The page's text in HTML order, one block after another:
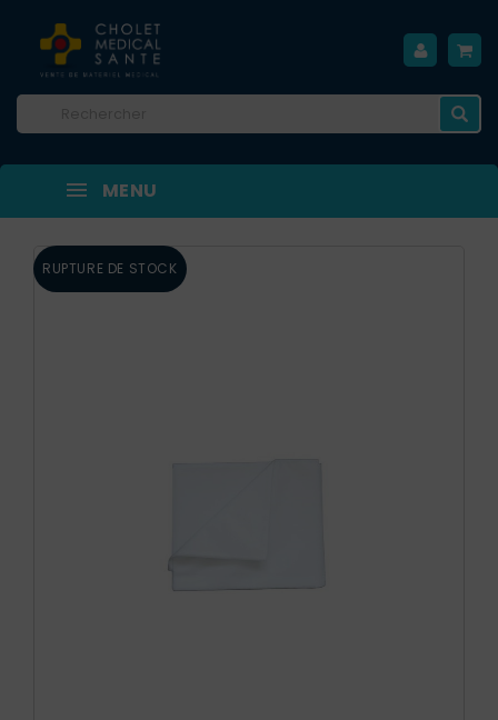
MENU
RUPTURE DE STOCK